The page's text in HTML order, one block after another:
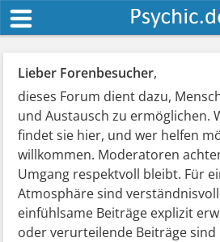
Lieber Forenbesucher,
dieses Forum dient dazu,
und Austausch zu ermöglichen.
findet sie hier, und wer helfen
willkommen. Moderatoren
Umgang respektvoll bleibt. Für
Atmosphäre sind
einfühlsame Beiträge explizit
oder verurteilende Beiträge